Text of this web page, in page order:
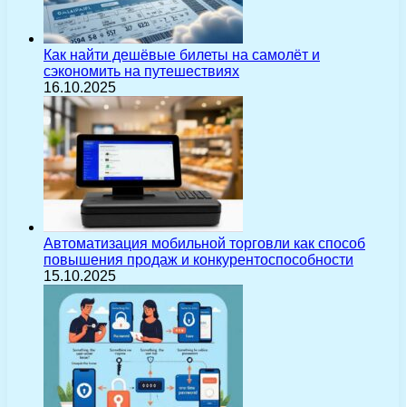
Как найти дешёвые билеты на самолёт и
сэкономить на путешествиях
16.10.2025
Автоматизация мобильной торговли как способ
повышения продаж и конкурентоспособности
15.10.2025